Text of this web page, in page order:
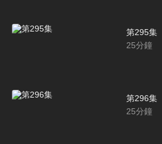
第295集
25分鐘
第296集
25分鐘